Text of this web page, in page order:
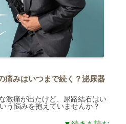
痛みはいつまで続く？泌尿器
激痛が出たけど、尿路結石はい
う悩みを抱えていませんか？